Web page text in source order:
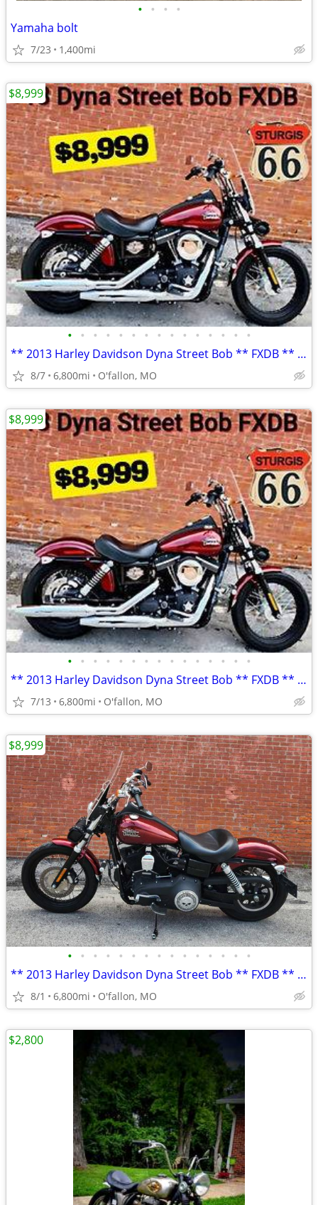
• • • •
Yamaha bolt
7/23 1,400mi
• • • • • • • • • • • • • • •
** 2013 Harley Davidson Dyna Street Bob ** FXDB ** only 6,800 mi **
8/7 6,800mi O'fallon, MO
$8,999
• • • • • • • • • • • • • • •
** 2013 Harley Davidson Dyna Street Bob ** FXDB ** only 6,800 mi **
7/13 6,800mi O'fallon, MO
$8,999
• • • • • • • • • • • • • • •
** 2013 Harley Davidson Dyna Street Bob ** FXDB ** only 6,800 mi **
8/1 6,800mi O'fallon, MO
$8,999
$2,800